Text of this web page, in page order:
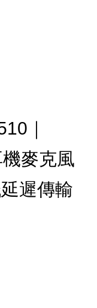
｜
麥克風
遲傳輸